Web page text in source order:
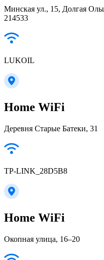
Минская ул., 15, Долгая
214533
LUKOIL
Home WiFi
Деревня Старые Батеки, 31
TP-LINK_28D5B8
Home WiFi
Окопная улица, 16–20